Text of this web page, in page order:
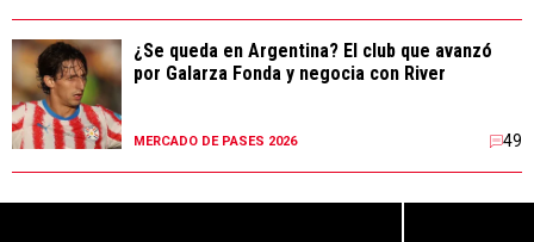
¿Se queda en Argentina? El club que avanzó
por Galarza Fonda y negocia con River
MERCADO DE PASES 2026 49